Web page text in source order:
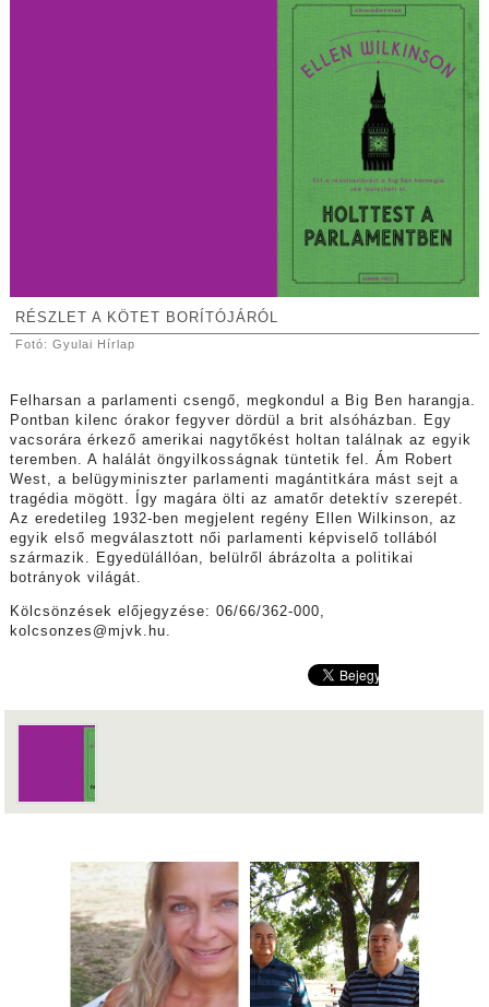
RÉSZLET A KÖTET BORÍTÓJÁRÓL
Fotó: Gyulai Hírlap
Felharsan a parlamenti csengő, megkondul a Big Ben harangja.
Pontban kilenc órakor fegyver dördül a brit alsóházban. Egy
vacsorára érkező amerikai nagytőkést holtan találnak az egyik
teremben. A halálát öngyilkosságnak tüntetik fel. Ám Robert
West, a belügyminiszter parlamenti magántitkára mást sejt a
tragédia mögött. Így magára ölti az amatőr detektív szerepét.
Az eredetileg 1932-ben megjelent regény Ellen Wilkinson, az
egyik első megválasztott női parlamenti képviselő tollából
származik. Egyedülállóan, belülről ábrázolta a politikai
botrányok világát.
Kölcsönzések előjegyzése: 06/66/362-000,
kolcsonzes@mjvk.hu.